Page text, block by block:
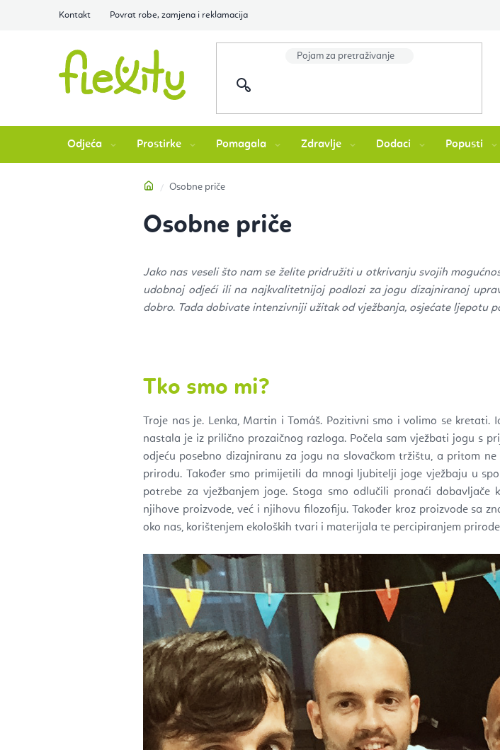
Kontakt Povrat robe, zamjena i reklamacija
Odjeća Prostirke Pomagala Zdravlje Dodaci Popusti
Početna
Osobne priče
Osobne priče
Jako nas veseli što nam se želite pridružiti u otkrivanju svojih
udobnoj odjeći ili na najkvalitetnijoj podlozi za jogu dizajniranoj
dobro. Tada dobivate intenzivniji užitak od vježbanja, osjećate ljepotu
Tko smo mi?
Troje nas je. Lenka, Martin i Tomáš. Pozitivni smo i volimo se
nastala je iz prilično prozaičnog razloga. Počela sam vježbati jogu s
odjeću posebno dizajniranu za jogu na slovačkom tržištu, a pritom
prirodu. Također smo primijetili da mnogi ljubitelji joge vježbaju u
potrebe za vježbanjem joge. Stoga smo odlučili pronaći
njihove proizvode, već i njihovu filozofiju. Također kroz proizvode sa
oko nas, korištenjem ekoloških tvari i materijala te percipiranjem